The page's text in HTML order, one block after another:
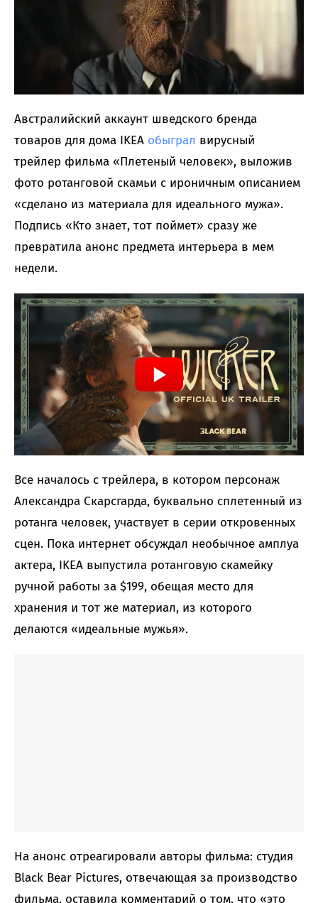
Австралийский аккаунт шведского бренда
товаров для дома IKEA обыграл вирусный
трейлер фильма «Плетеный человек», выложив
фото ротанговой скамьи с ироничным описанием
«сделано из материала для идеального мужа».
Подпись «Кто знает, тот поймет» сразу же
превратила анонс предмета интерьера в мем
недели.
Все началось с трейлера, в котором персонаж
Александра Скарсгарда, буквально сплетенный из
ротанга человек, участвует в серии откровенных
сцен. Пока интернет обсуждал необычное амплуа
актера, IKEA выпустила ротанговую скамейку
ручной работы за $199, обещая место для
хранения и тот же материал, из которого
делаются «идеальные мужья».
На анонс отреагировали авторы фильма: студия
Black Bear Pictures, отвечающая за производство
фильма, оставила комментарий о том, что «это